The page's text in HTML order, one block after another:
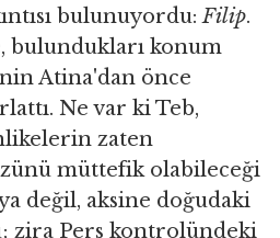
bulunuyordu:Filip.
bulundukları konum
Atina'dan önce
Ne var ki Teb,
zaten
müttefik olabileceği
değil, aksine doğudaki
zira Pers kontrolündeki